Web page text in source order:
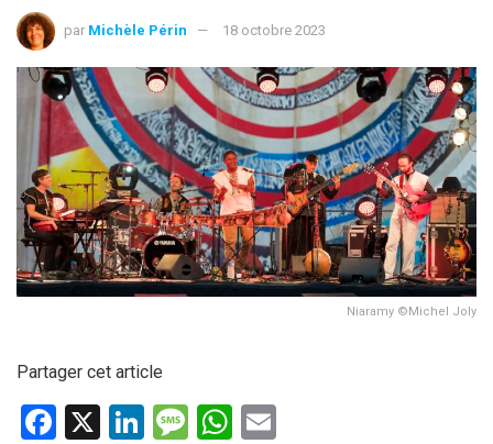
par Michèle Périn 18 octobre 2023
Niaramy ©Michel Joly
Partager cet article
F
X
Li
M W